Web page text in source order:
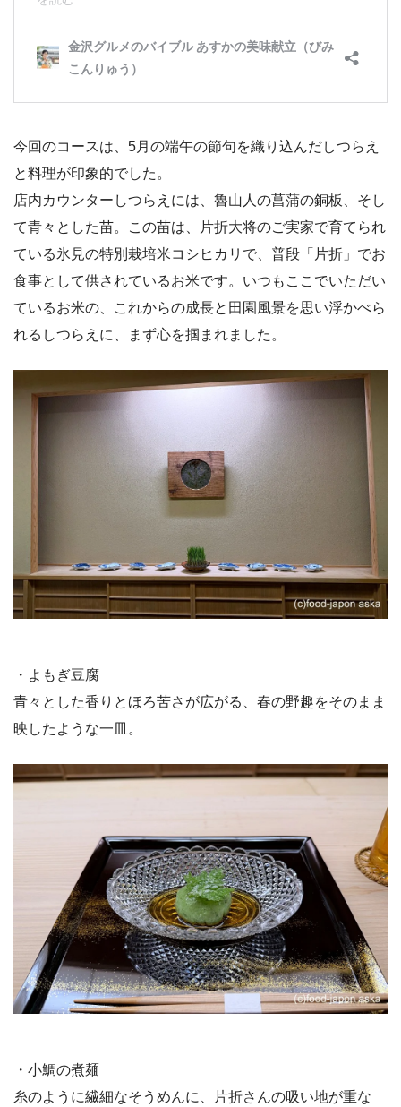
今回のコースは、5月の端午の節句を織り込んだしつらえ
と料理が印象的でした。
店内カウンターしつらえには、魯山人の菖蒲の銅板、そし
て青々とした苗。この苗は、片折大将のご実家で育てられ
ている氷見の特別栽培米コシヒカリで、普段「片折」でお
食事として供されているお米です。いつもここでいただい
ているお米の、これからの成長と田園風景を思い浮かべら
れるしつらえに、まず心を掴まれました。
・よもぎ豆腐
青々とした香りとほろ苦さが広がる、春の野趣をそのまま
映したような一皿。
・小鯛の煮麺
糸のように繊細なそうめんに、片折さんの吸い地が重な